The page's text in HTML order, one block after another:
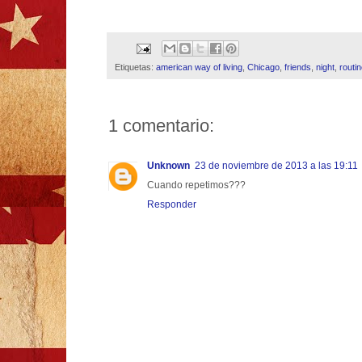
Etiquetas: american way of living Chicago friends night
1 comentario:
Unknown 23 de noviembre de 2013 a las 19:11
Cuando repetimos???
Responder